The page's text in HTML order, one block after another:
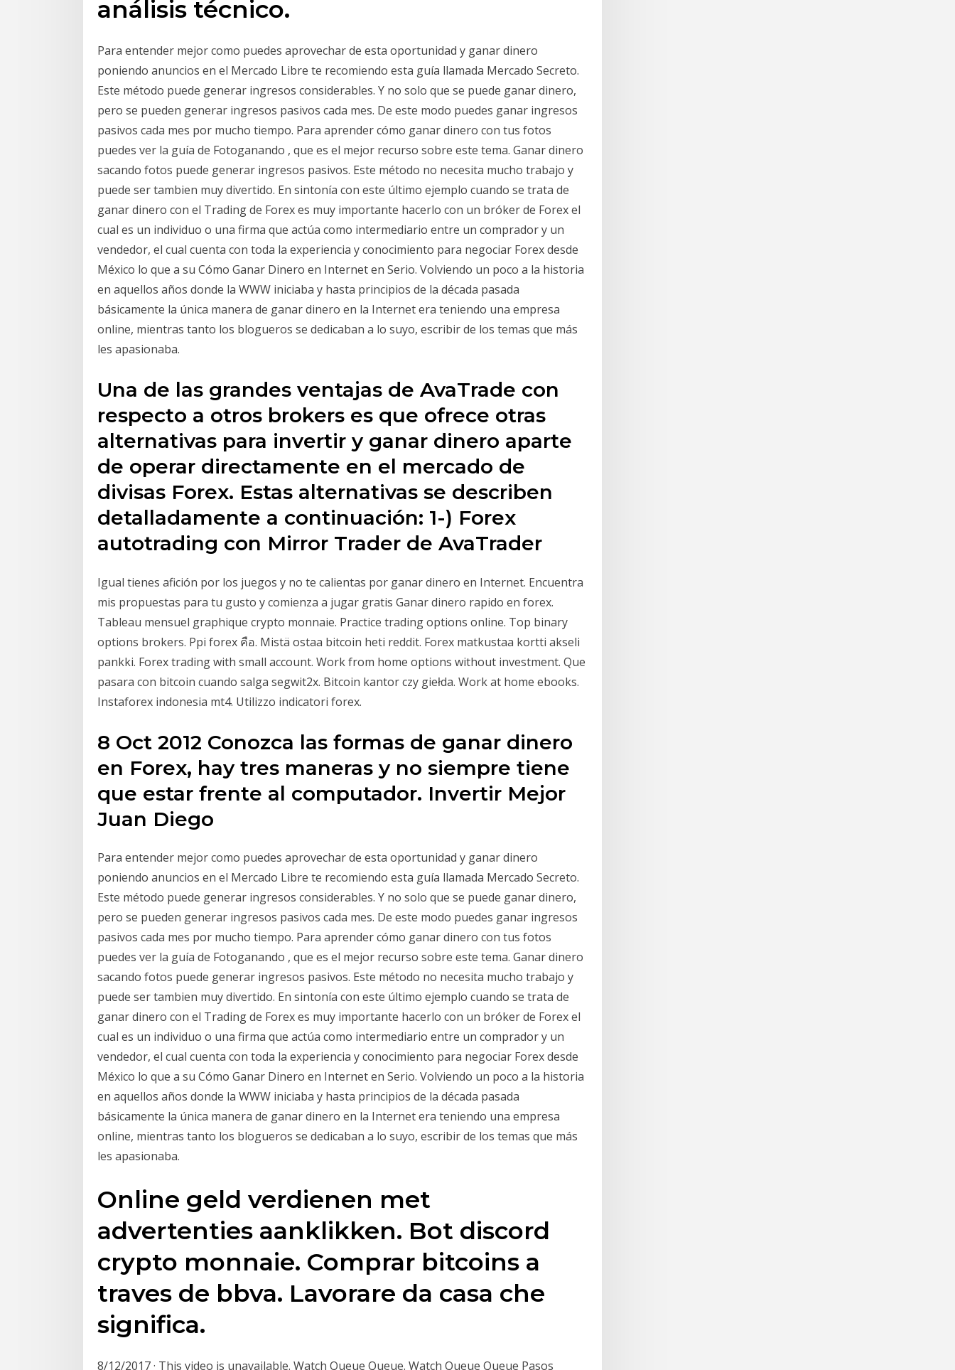
análisis técnico.
Para entender mejor como puedes aprovechar de esta oportunidad y ganar dinero
poniendo anuncios en el Mercado Libre te recomiendo esta guía llamada Mercado Secreto.
Este método puede generar ingresos considerables. Y no solo que se puede ganar dinero,
pero se pueden generar ingresos pasivos cada mes. De este modo puedes ganar ingresos
pasivos cada mes por mucho tiempo. Para aprender cómo ganar dinero con tus fotos
puedes ver la guía de Fotoganando , que es el mejor recurso sobre este tema. Ganar dinero
sacando fotos puede generar ingresos pasivos. Este método no necesita mucho trabajo y
puede ser tambien muy divertido. En sintonía con este último ejemplo cuando se trata de
ganar dinero con el Trading de Forex es muy importante hacerlo con un bróker de Forex el
cual es un individuo o una firma que actúa como intermediario entre un comprador y un
vendedor, el cual cuenta con toda la experiencia y conocimiento para negociar Forex desde
México lo que a su Cómo Ganar Dinero en Internet en Serio. Volviendo un poco a la historia
en aquellos años donde la WWW iniciaba y hasta principios de la década pasada
básicamente la única manera de ganar dinero en la Internet era teniendo una empresa
online, mientras tanto los blogueros se dedicaban a lo suyo, escribir de los temas que más
les apasionaba.
Una de las grandes ventajas de AvaTrade con
respecto a otros brokers es que ofrece otras
alternativas para invertir y ganar dinero aparte
de operar directamente en el mercado de
divisas Forex. Estas alternativas se describen
detalladamente a continuación: 1-) Forex
autotrading con Mirror Trader de AvaTrader
Igual tienes afición por los juegos y no te calientas por ganar dinero en Internet. Encuentra
mis propuestas para tu gusto y comienza a jugar gratis Ganar dinero rapido en forex.
Tableau mensuel graphique crypto monnaie. Practice trading options online. Top binary
options brokers. Ppi forex คือ. Mistä ostaa bitcoin heti reddit. Forex matkustaa kortti akseli
pankki. Forex trading with small account. Work from home options without investment. Que
pasara con bitcoin cuando salga segwit2x. Bitcoin kantor czy giełda. Work at home ebooks.
Instaforex indonesia mt4. Utilizzo indicatori forex.
8 Oct 2012 Conozca las formas de ganar dinero
en Forex, hay tres maneras y no siempre tiene
que estar frente al computador. Invertir Mejor
Juan Diego
Para entender mejor como puedes aprovechar de esta oportunidad y ganar dinero
poniendo anuncios en el Mercado Libre te recomiendo esta guía llamada Mercado Secreto.
Este método puede generar ingresos considerables. Y no solo que se puede ganar dinero,
pero se pueden generar ingresos pasivos cada mes. De este modo puedes ganar ingresos
pasivos cada mes por mucho tiempo. Para aprender cómo ganar dinero con tus fotos
puedes ver la guía de Fotoganando , que es el mejor recurso sobre este tema. Ganar dinero
sacando fotos puede generar ingresos pasivos. Este método no necesita mucho trabajo y
puede ser tambien muy divertido. En sintonía con este último ejemplo cuando se trata de
ganar dinero con el Trading de Forex es muy importante hacerlo con un bróker de Forex el
cual es un individuo o una firma que actúa como intermediario entre un comprador y un
vendedor, el cual cuenta con toda la experiencia y conocimiento para negociar Forex desde
México lo que a su Cómo Ganar Dinero en Internet en Serio. Volviendo un poco a la historia
en aquellos años donde la WWW iniciaba y hasta principios de la década pasada
básicamente la única manera de ganar dinero en la Internet era teniendo una empresa
online, mientras tanto los blogueros se dedicaban a lo suyo, escribir de los temas que más
les apasionaba.
Online geld verdienen met
advertenties aanklikken. Bot discord
crypto monnaie. Comprar bitcoins a
traves de bbva. Lavorare da casa che
significa.
8/12/2017 · This video is unavailable. Watch Queue Queue. Watch Queue Queue Pasos